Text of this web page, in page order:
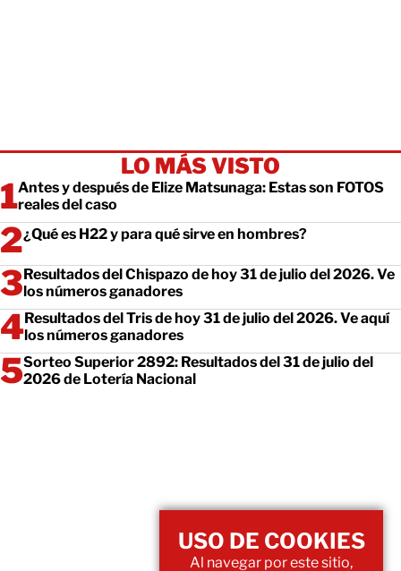
LO MÁS VISTO
Antes y después de Elize Matsunaga: Estas son FOTOS
reales del caso
¿Qué es H22 y para qué sirve en hombres?
Resultados del Chispazo de hoy 31 de julio del 2026. Ve
los números ganadores
Resultados del Tris de hoy 31 de julio del 2026. Ve aquí
los números ganadores
Sorteo Superior 2892: Resultados del 31 de julio del
2026 de Lotería Nacional
USO DE COOKIES
Al navegar por este sitio,